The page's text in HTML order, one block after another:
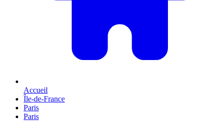
Accueil
Île-de-France
Paris
Paris